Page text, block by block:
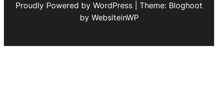
Proudly Powered by WordPress | Theme: Bloghoot
by WebsiteinWP